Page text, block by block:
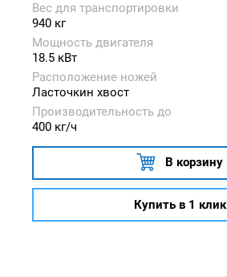
Вес для транспортировки
940 кг
Мощность двигателя
18.5 кВт
Расположение ножей
Ласточкин хвост
Производительность до
400 кг/ч
В корзину
Купить в 1 клик